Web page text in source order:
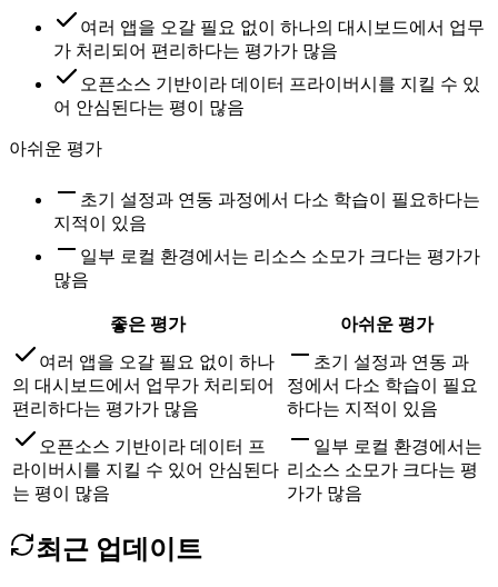
여러 앱을 오갈 필요 없이 하나의 대시보드에서 업무
가 처리되어 편리하다는 평가가 많음
오픈소스 기반이라 데이터 프라이버시를 지킬 수 있
어 안심된다는 평이 많음
아쉬운 평가
초기 설정과 연동 과정에서 다소 학습이 필요하다는
지적이 있음
일부 로컬 환경에서는 리소스 소모가 크다는 평가가
많음
좋은 평가
아쉬운 평가
여러 앱을 오갈 필요 없이 하나
의 대시보드에서 업무가 처리되어
편리하다는 평가가 많음
초기 설정과 연동 과
정에서 다소 학습이 필요
하다는 지적이 있음
오픈소스 기반이라 데이터 프
라이버시를 지킬 수 있어 안심된다
는 평이 많음
일부 로컬 환경에서는
리소스 소모가 크다는 평
가가 많음
최근 업데이트